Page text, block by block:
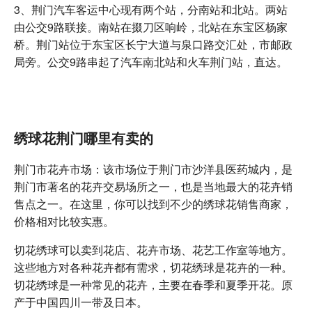
3、荆门汽车客运中心现有两个站，分南站和北站。两站
由公交9路联接。南站在掇刀区响岭，北站在东宝区杨家
桥。荆门站位于东宝区长宁大道与泉口路交汇处，市邮政
局旁。公交9路串起了汽车南北站和火车荆门站，直达。
绣球花荆门哪里有卖的
荆门市花卉市场：该市场位于荆门市沙洋县医药城内，是
荆门市著名的花卉交易场所之一，也是当地最大的花卉销
售点之一。在这里，你可以找到不少的绣球花销售商家，
价格相对比较实惠。
切花绣球可以卖到花店、花卉市场、花艺工作室等地方。
这些地方对各种花卉都有需求，切花绣球是花卉的一种。
切花绣球是一种常见的花卉，主要在春季和夏季开花。原
产于中国四川一带及日本。